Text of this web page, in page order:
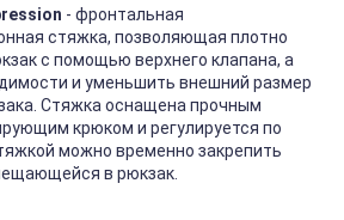
- фронтальная
стяжка, позволяющая плотно
с помощью верхнего клапана, а
и уменьшить внешний размер
Стяжка оснащена прочным
крюком и регулируется по
можно временно закрепить
в рюкзак.